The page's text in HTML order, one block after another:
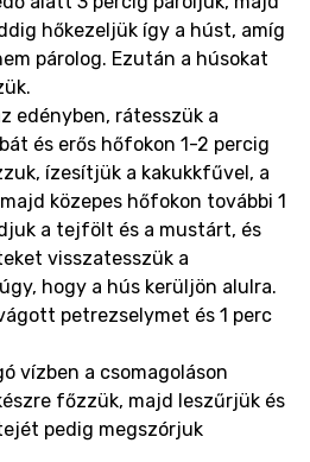
hőkezeljük így a húst, amíg
párolog. Ezután a húsokat
edényben, rátesszük a
és erős hőfokon 1-2 percig
ízesítjük a kakukkfűvel, a
közepes hőfokon további 1
a tejfölt és a mustárt, és
visszatesszük a
hogy a hús kerüljön alulra.
petrezselymet és 1 perc
vízben a csomagoláson
főzzük, majd leszűrjük és
pedig megszórjuk